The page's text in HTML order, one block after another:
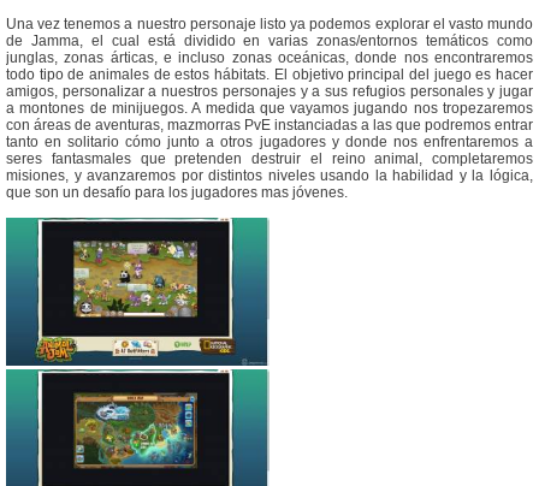
Una vez tenemos a nuestro personaje listo ya podemos explorar el vasto mundo
de Jamma, el cual está dividido en varias zonas/entornos temáticos como
junglas, zonas árticas, e incluso zonas oceánicas, donde nos encontraremos
todo tipo de animales de estos hábitats. El objetivo principal del juego es hacer
amigos, personalizar a nuestros personajes y a sus refugios personales y jugar
a montones de minijuegos. A medida que vayamos jugando nos tropezaremos
con áreas de aventuras, mazmorras PvE instanciadas a las que podremos entrar
tanto en solitario cómo junto a otros jugadores y donde nos enfrentaremos a
seres fantasmales que pretenden destruir el reino animal, completaremos
misiones, y avanzaremos por distintos niveles usando la habilidad y la lógica,
que son un desafío para los jugadores mas jóvenes.